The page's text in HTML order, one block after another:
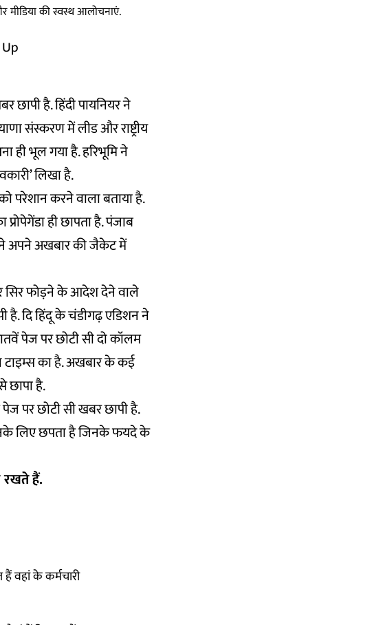
मीडिया की स्वस्थ आलोचनाएं.
है. हिंदी पायनियर ने
संस्करण में लीड और राष्ट्रीय
ही भूल गया है. हरिभूमि ने
लिखा है.
परेशान करने वाला बताया है.
ही छापता है. पंजाब
ने अपने अखबार की जैकेट में
सिर फोड़ने के आदेश देने वाले
दि हिंदू के चंडीगढ़ एडिशन ने
पेज पर छोटी सी दो कॉलम
टाइम्स का है. अखबार के कई
छापा है.
पर छोटी सी खबर छापी है.
लिए छपता है जिनके फयदे के
रखते हैं.
हैं वहां के कर्मचारी